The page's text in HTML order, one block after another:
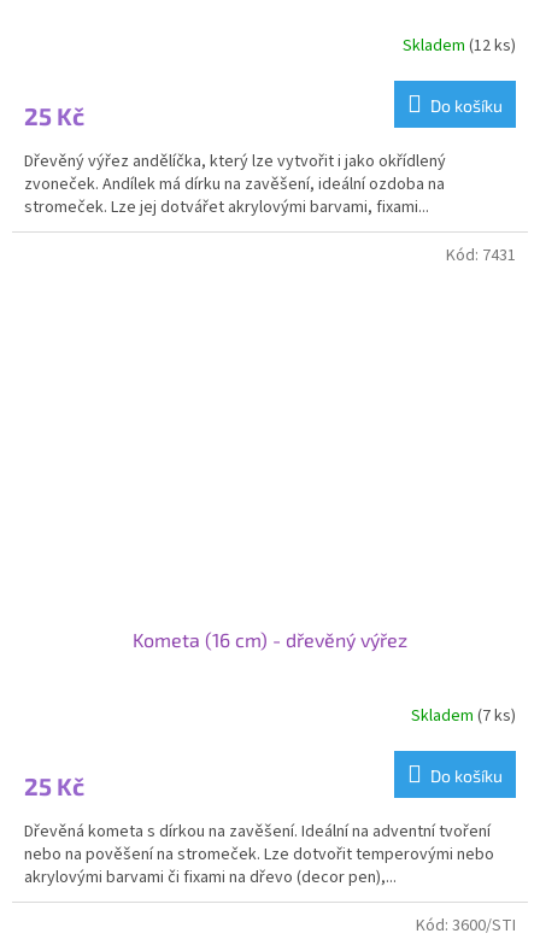
Skladem (12 ks)
25 Kč Do košíku
Dřevěný výřez andělíčka, který lze vytvořit i jako okřídlený
zvoneček. Andílek má dírku na zavěšení, ideální ozdoba na
stromeček. Lze jej dotvářet akrylovými barvami, fixami...
Kometa (16 cm) - dřevěný výřez
Skladem (7 ks)
25 Kč Do košíku
Dřevěná kometa s dírkou na zavěšení. Ideální na adventní tvoření
nebo na pověšení na stromeček. Lze dotvořit temperovými nebo
akrylovými barvami či fixami na dřevo (decor pen),...
Kód: 7431
Kód: 3600/STI